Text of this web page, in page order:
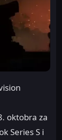
oktobra za
Series S i